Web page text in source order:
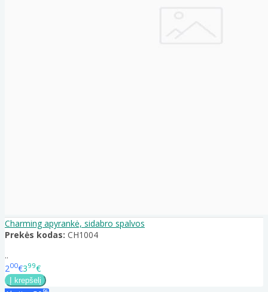
Charming apyrankė, sidabro spalvos
Prekės kodas: CH1004
..
200€399€